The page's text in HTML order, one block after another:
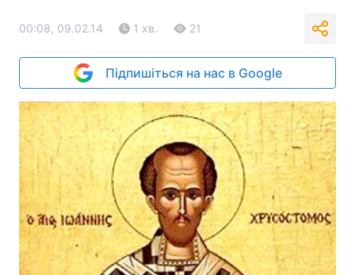
00:08, 09.02.14 1 хв. 21
Підпишіться на нас в Google